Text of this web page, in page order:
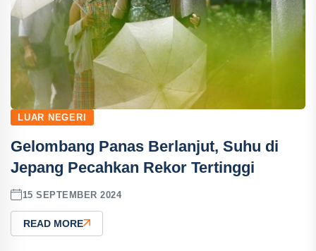
LUAR NEGERI
Gelombang Panas Berlanjut, Suhu di
Jepang Pecahkan Rekor Tertinggi
15 SEPTEMBER 2024
READ MORE